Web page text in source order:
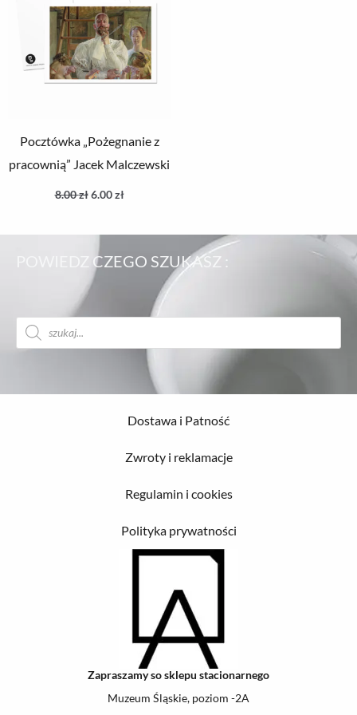
Pocztówka „Pożegnanie z
pracownią” Jacek Malczewski
8.00zł 6.00zł
POWIEDZ CZEGO SZUKASZ :
Wyszukiwarka
produktów
Dostawa i Patność
Zwroty i reklamacje
Regulamin i cookies
Polityka prywatności
Zapraszamy so sklepu stacionarnego
Muzeum Śląskie, poziom -2A